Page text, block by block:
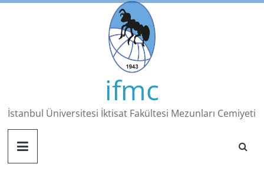
Skip
ifmc
İstanbul Üniversitesi İktisat Fakültesi Mezunları Cemiyeti